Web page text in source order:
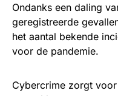
Ondanks een daling
geregistreerde
het aantal bekende
voor de pandemie.
Cybercrime zorgt